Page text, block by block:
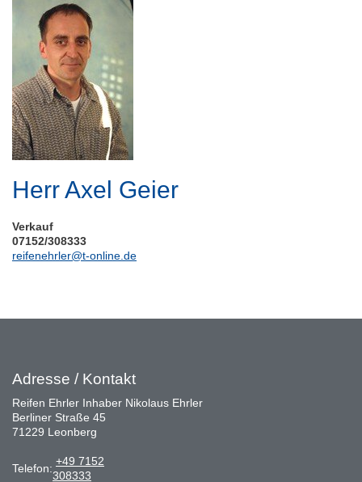
Herr Axel Geier
Verkauf
07152/308333
reifenehrler@t-online.de
Adresse / Kontakt
Reifen Ehrler Inhaber Nikolaus Ehrler
Berliner Straße 45
71229 Leonberg
Telefon:
+49 7152
308333